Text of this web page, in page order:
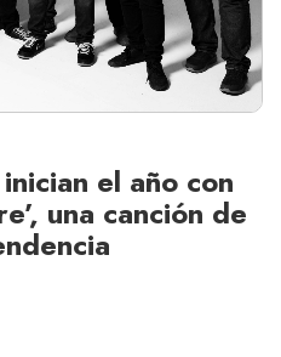
el año con
una canción de